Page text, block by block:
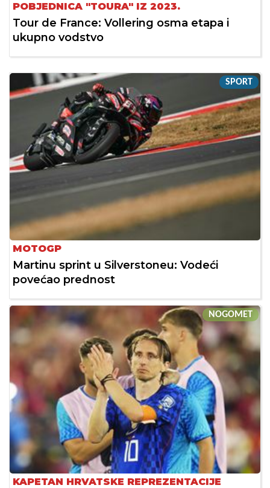
POBJEDNICA "TOURA" IZ 2023.
Tour de France: Vollering osma etapa i
ukupno vodstvo
SPORT
MOTOGP
Martinu sprint u Silverstoneu: Vodeći
povećao prednost
NOGOMET
KAPETAN HRVATSKE REPREZENTACIJE